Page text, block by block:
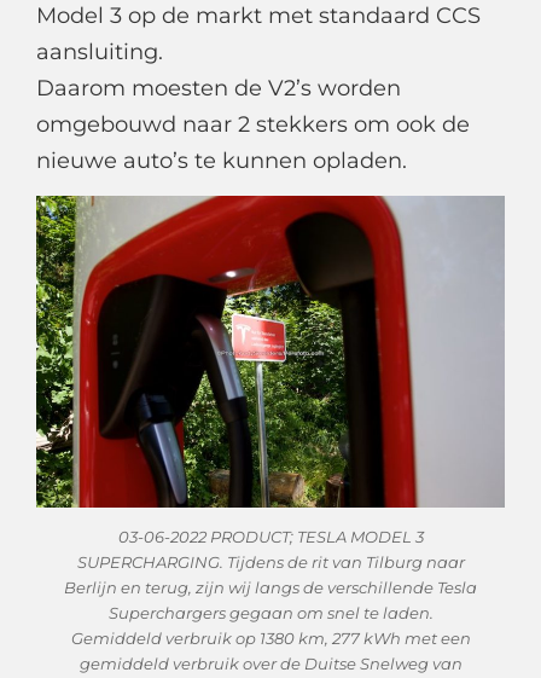
Model 3 op de markt met standaard CCS
aansluiting.
Daarom moesten de V2’s worden
omgebouwd naar 2 stekkers om ook de
nieuwe auto’s te kunnen opladen.
03-06-2022 PRODUCT; TESLA MODEL 3
SUPERCHARGING. Tijdens de rit van Tilburg naar
Berlijn en terug, zijn wij langs de verschillende Tesla
Superchargers gegaan om snel te laden.
Gemiddeld verbruik op 1380 km, 277 kWh met een
gemiddeld verbruik over de Duitse Snelweg van